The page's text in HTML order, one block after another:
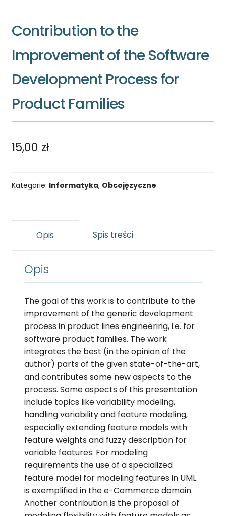
Contribution to the
Improvement of the Software
Development Process for
Product Families
15,00 zł
Kategorie: Informatyka, Obcojęzyczne
Opis Spis treści
Opis
The goal of this work is to contribute to the
improvement of the generic devel­opment
process in product lines engineering, i.e. for
software product families. The work
integrates the best (in the opinion of the
author) parts of the given state-of-the-art,
and contributes some new aspects to the
process. Some aspects of this presentation
include topics like variability modeling,
handling variability and feature modeling,
especially extending feature models with
feature weights and fuzzy description for
variable features. For modeling
requirements the use of a specialized
feature model for modeling features in UML
is exemplified in the e-Commerce domain.
Another contribution is the proposal of